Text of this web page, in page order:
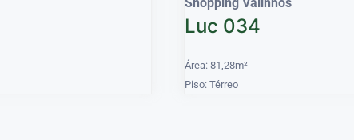
Shopping Valinhos
Luc 034
Área: 81,28m²
Piso: Térreo